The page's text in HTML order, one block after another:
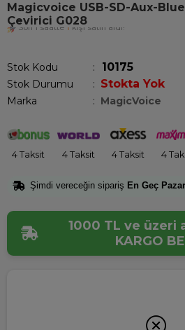
Magicvoice USB-SD-Aux-
Çevirici G028
kişi satın aldı!
Stok Kodu 10175
Stok Durumu : Stokta Yok
Marka : MagicVoice
4 Taksit 4 Taksit 4 Taksit 4
Şimdi vereceğin sipariş En Geç
1000 TL ve üzeri
KARGO